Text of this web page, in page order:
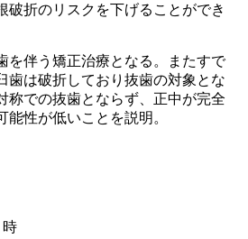
破折のリスクを下げることができ
を伴う矯正治療となる。またすで
歯は破折しており抜歯の対象とな
称での抜歯とならず、正中が完全
能性が低いことを説明。
時